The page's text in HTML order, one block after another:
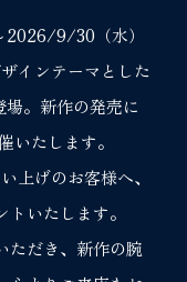
9/30（水）
インテーマとした
場。新作の発売に
いたします。
上げのお客様へ、
いたします。
ただき、新作の腕